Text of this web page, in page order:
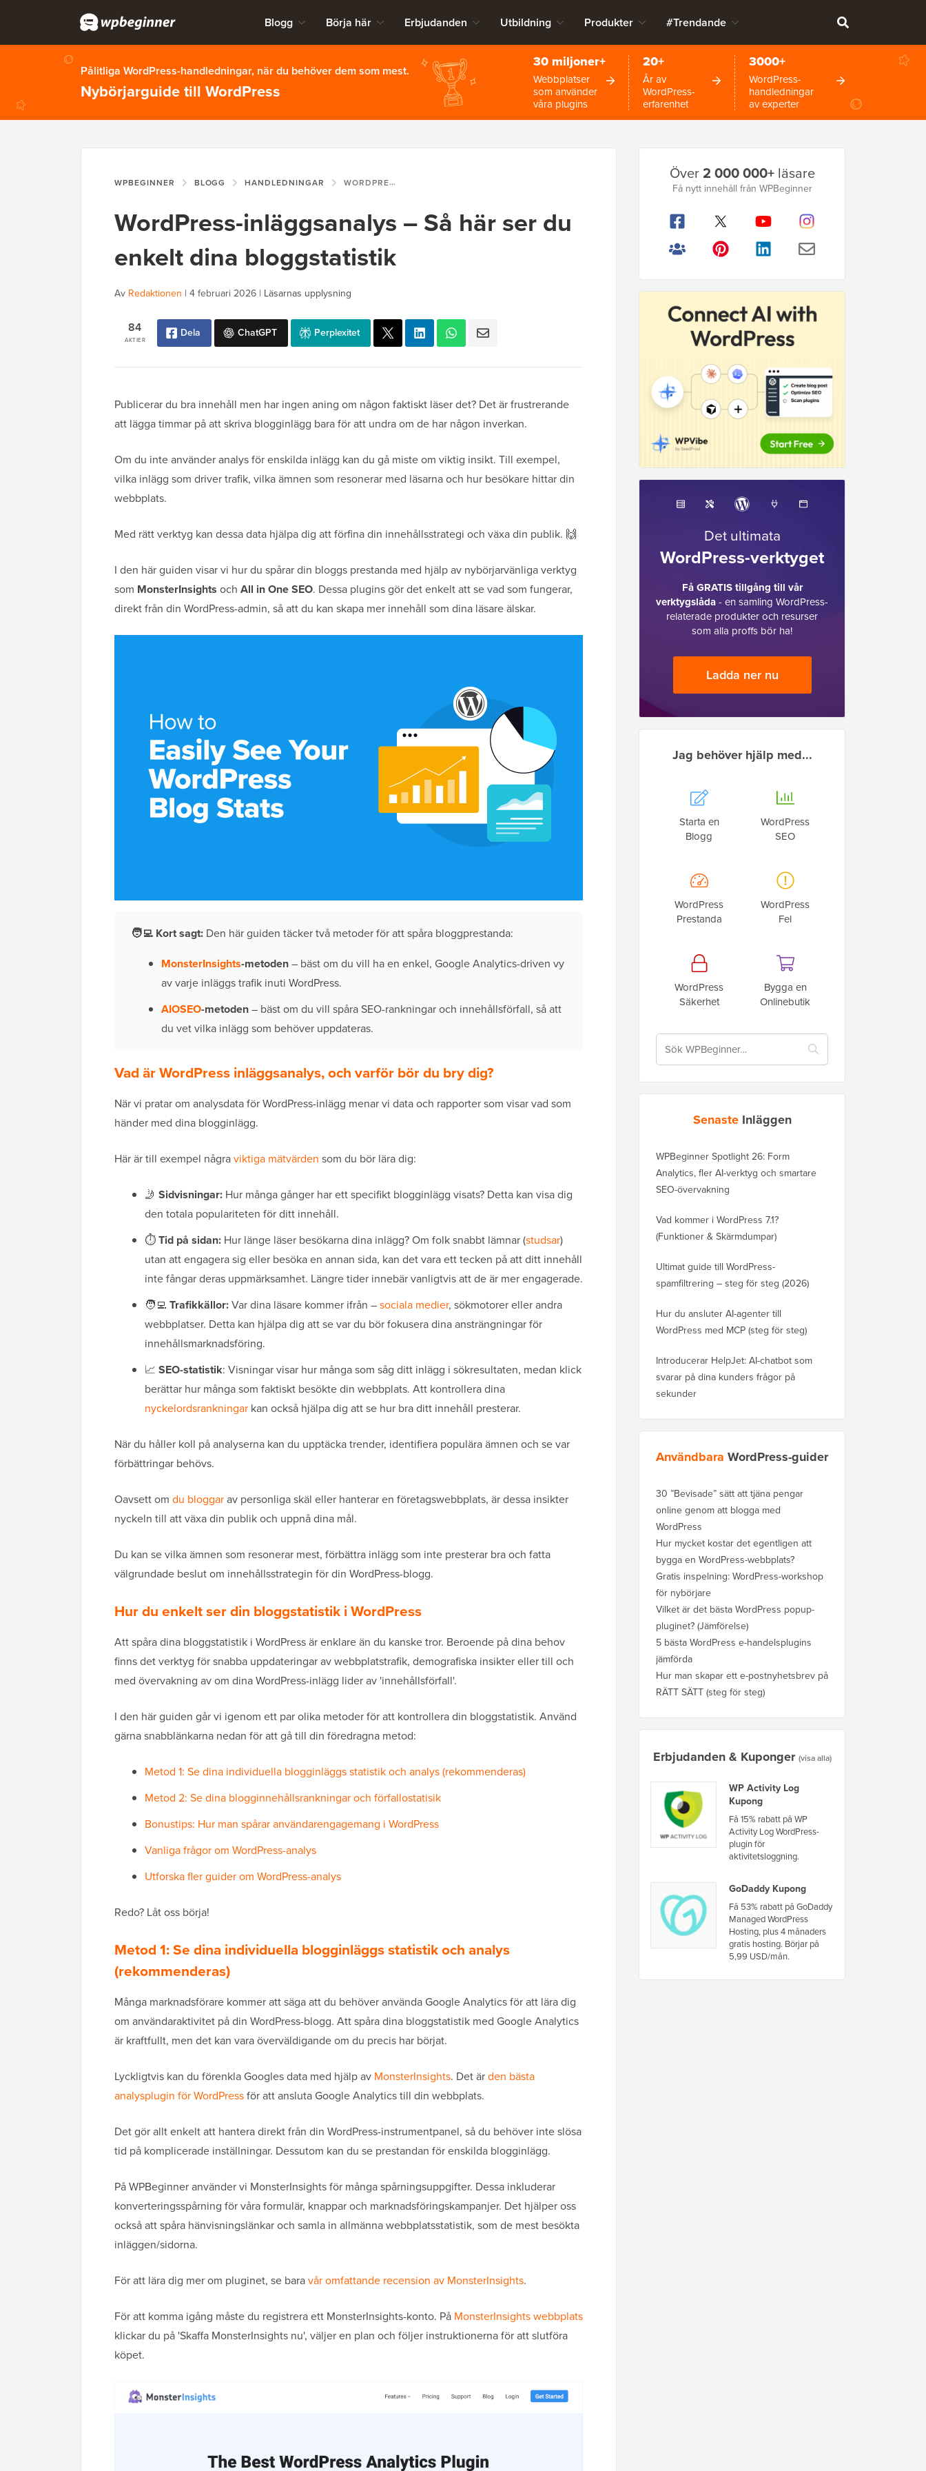
Blogg Börja här Erbjudanden Utbildning Produkter #Trendande
Pålitliga WordPress-handledningar, när du behöver dem som mest.
Nybörjarguide till WordPress
30 miljoner+
Webbplatser
som använder
våra plugins
20+
År av
WordPress-
erfarenhet
3000+
WordPress-
handledningar
av experter
WPBEGINNER BLOGG HANDLEDNINGAR WORDPRESS-INLÄGGSANALYS – SÅ HÄR SER DU ENKELT DINA BLOGGSTATISTIK
WordPress-inläggsanalys – Så här ser du
enkelt dina bloggstatistik
Av Redaktionen | 4 februari 2026 | Läsarnas upplysning
AKTIER
84 Dela ChatGPT Perplexitet
Publicerar du bra innehåll men har ingen aning om någon faktiskt läser det? Det är frustrerande
att lägga timmar på att skriva blogginlägg bara för att undra om de har någon inverkan.
Om du inte använder analys för enskilda inlägg kan du gå miste om viktig insikt. Till exempel,
vilka inlägg som driver trafik, vilka ämnen som resonerar med läsarna och hur besökare hittar din
webbplats.
Med rätt verktyg kan dessa data hjälpa dig att förfina din innehållsstrategi och växa din publik. 🙌
I den här guiden visar vi hur du spårar din bloggs prestanda med hjälp av nybörjarvänliga verktyg
som MonsterInsights och All in One SEO. Dessa plugins gör det enkelt att se vad som fungerar,
direkt från din WordPress-admin, så att du kan skapa mer innehåll som dina läsare älskar.
🧑‍💻 Kort sagt: Den här guiden täcker två metoder för att spåra bloggprestanda:
MonsterInsights-metoden– bäst om du vill ha en enkel, Google Analytics-driven vy
av varje inläggs trafik inuti WordPress.
AIOSEO-metoden– bäst om du vill spåra SEO-rankningar och innehållsförfall, så att
du vet vilka inlägg som behöver uppdateras.
Vad är WordPress inläggsanalys, och varför bör du bry dig?
När vi pratar om analysdata för WordPress-inlägg menar vi data och rapporter som visar vad som
händer med dina blogginlägg.
Här är till exempel någraviktiga mätvärden som du bör lära dig:
🤳 Sidvisningar: Hur många gånger har ett specifikt blogginlägg visats? Detta kan visa dig
den totala populariteten för ditt innehåll.
⏱️Tid på sidan: Hur länge läser besökarna dina inlägg? Om folk snabbt lämnar (studsar)
utan att engagera sig eller besöka en annan sida, kan det vara ett tecken på att ditt innehåll
inte fångar deras uppmärksamhet. Längre tider innebär vanligtvis att de är mer engagerade.
🧑‍💻 Trafikkällor:Var dina läsare kommer ifrån –sociala medier, sökmotorer eller andra
webbplatser. Detta kan hjälpa dig att se var du bör fokusera dina ansträngningar för
innehållsmarknadsföring.
📈 SEO-statistik: Visningar visar hur många som såg ditt inlägg i sökresultaten, medan klick
berättar hur många som faktiskt besökte din webbplats. Att kontrollera dina
nyckelordsrankningar kan också hjälpa dig att se hur bra ditt innehåll presterar.
När du håller koll på analyserna kan du upptäcka trender, identifiera populära ämnen och se var
förbättringar behövs.
Oavsett om du bloggarav personliga skäl eller hanterar en företagswebbplats, är dessa insikter
nyckeln till att växa din publik och uppnå dina mål.
Du kan se vilka ämnen som resonerar mest, förbättra inlägg som inte presterar bra och fatta
välgrundade beslut om innehållsstrategin för din WordPress-blogg.
Hur du enkelt ser din bloggstatistik i WordPress
Att spåra dina bloggstatistik i WordPress är enklare än du kanske tror. Beroende på dina behov
finns det verktyg för snabba uppdateringar av webbplatstrafik, demografiska insikter eller till och
med övervakning av om dina WordPress-inlägg lider av 'innehållsförfall'.
I den här guiden går vi igenom ett par olika metoder för att kontrollera din bloggstatistik. Använd
gärna snabblänkarna nedan för att gå till din föredragna metod:
Metod 1: Se dina individuella blogginläggs statistik och analys (rekommenderas)
Metod 2: Se dina blogginnehållsrankningar och förfallostatisik
Bonustips: Hur man spårar användarengagemang i WordPress
Vanliga frågor om WordPress-analys
Utforska fler guider om WordPress-analys
Redo? Låt oss börja!
Metod 1: Se dina individuella blogginläggs statistik och analys
(rekommenderas)
Många marknadsförare kommer att säga att du behöver använda Google Analytics för att lära dig
om användaraktivitet på din WordPress-blogg. Att spåra dina bloggstatistik med Google Analytics
är kraftfullt, men det kan vara överväldigande om du precis har börjat.
Lyckligtvis kan du förenkla Googles data med hjälp av MonsterInsights. Det ärden bästa
analysplugin för WordPressför att ansluta Google Analytics till din webbplats.
Det gör allt enkelt att hantera direkt från din WordPress-instrumentpanel, så du behöver inte slösa
tid på komplicerade inställningar. Dessutom kan du se prestandan för enskilda blogginlägg.
På WPBeginner använder vi MonsterInsights för många spårningsuppgifter. Dessa inkluderar
konverteringsspårning för våra formulär, knappar och marknadsföringskampanjer. Det hjälper oss
också att spåra hänvisningslänkar och samla in allmänna webbplatsstatistik, som de mest besökta
inläggen/sidorna.
För att lära dig mer om pluginet, se baravår omfattande recension av MonsterInsights.
För att komma igång måste du registrera ett MonsterInsights-konto. På MonsterInsights webbplats
klickar du på 'Skaffa MonsterInsights nu', väljer en plan och följer instruktionerna för att slutföra
köpet.
Primär
sidofält
Över2 000 000+läsare
Få nytt innehåll från WPBeginner
Det ultimata
WordPress-verktyget
Få GRATIS tillgång till vår
verktygslåda- en samling WordPress-
relaterade produkter och resurser
som alla proffs bör ha!
Ladda ner nu
Jag behöver hjälp med...
Starta en
Blogg
WordPress
SEO
WordPress
Prestanda
WordPress
Fel
WordPress
Säkerhet
Bygga en
Onlinebutik
Senaste Inläggen
WPBeginner Spotlight 26: Form
Analytics, fler AI-verktyg och smartare
SEO-övervakning
Vad kommer i WordPress 7.1?
(Funktioner & Skärmdumpar)
Ultimat guide till WordPress-
spamfiltrering – steg för steg (2026)
Hur du ansluter AI-agenter till
WordPress med MCP (steg för steg)
Introducerar HelpJet: AI-chatbot som
svarar på dina kunders frågor på
sekunder
Användbara WordPress-guider
30 ”Bevisade” sätt att tjäna pengar
online genom att blogga med
WordPress
Hur mycket kostar det egentligen att
bygga en WordPress-webbplats?
Gratis inspelning: WordPress-workshop
för nybörjare
Vilket är det bästa WordPress popup-
pluginet? (Jämförelse)
5 bästa WordPress e-handelsplugins
jämförda
Hur man skapar ett e-postnyhetsbrev på
RÄTT SÄTT (steg för steg)
Erbjudanden & Kuponger (visa alla)
WP Activity Log
Kupong
Få 15% rabatt på WP
Activity Log WordPress-
plugin för
aktivitetsloggning.
GoDaddy Kupong
Få 53% rabatt på GoDaddy
Managed WordPress
Hosting, plus 4 månaders
gratis hosting. Börjar på
5,99 USD/mån.